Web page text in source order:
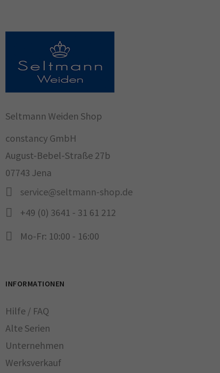
Seltmann Weiden Shop
constancy GmbH
August-Bebel-Straße 27b
07743 Jena
service@seltmann-shop.de
+49 (0) 3641 - 31 61 212
Mo-Fr: 10:00 - 16:00
INFORMATIONEN
Hilfe / FAQ
Alte Serien
Unternehmen
Werksverkauf